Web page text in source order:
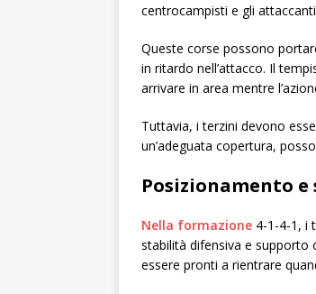
centrocampisti e gli
Queste corse possono
in ritardo nell’attacco. Il
arrivare in area mentre
Tuttavia, i terzini devono
un’adeguata copertura,
Posizionamento
Nella formazione 4-1-4-1, i
stabilità difensiva e supporto
essere pronti a rientrare